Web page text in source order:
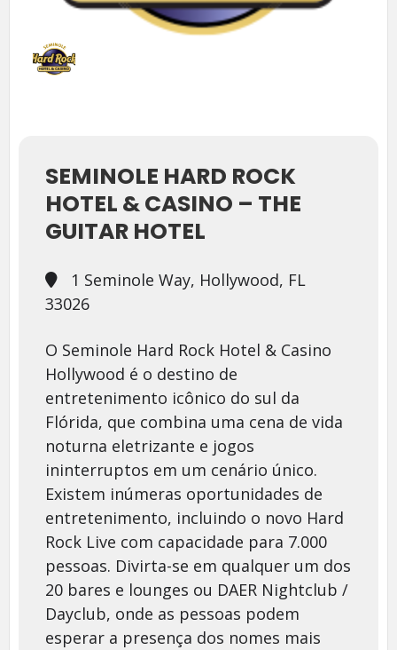
SEMINOLE HARD ROCK
HOTEL & CASINO – THE
GUITAR HOTEL
1 Seminole Way, Hollywood, FL
33026
O Seminole Hard Rock Hotel & Casino
Hollywood é o destino de
entretenimento icônico do sul da
Flórida, que combina uma cena de vida
noturna eletrizante e jogos
ininterruptos em um cenário único.
Existem inúmeras oportunidades de
entretenimento, incluindo o novo Hard
Rock Live com capacidade para 7.000
pessoas. Divirta-se em qualquer um dos
20 bares e lounges ou DAER Nightclub /
Dayclub, onde as pessoas podem
esperar a presença dos nomes mais